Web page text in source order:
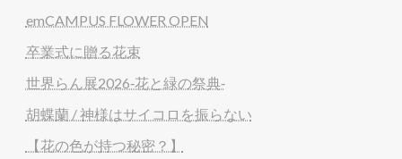
emCAMPUS FLOWER OPEN
卒業式に贈る花束
世界らん展2026‐花と緑の祭典‐
胡蝶蘭 / 神様はサイコロを振らない
【花の色が持つ秘密？】